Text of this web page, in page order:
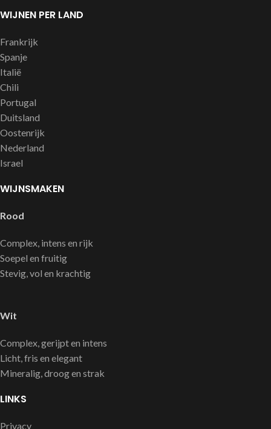
WIJNEN PER LAND
Frankrijk
Spanje
Italië
Chili
Portugal
Duitsland
Oostenrijk
Nederland
Israel
WIJNSMAKEN
Rood
Complex, intens en rijk
Soepel en fruitig
Stevig, vol en krachtig
Wit
Complex, gerijpt en intens
Licht, fris en elegant
Mineralig, droog en strak
LINKS
Privacy